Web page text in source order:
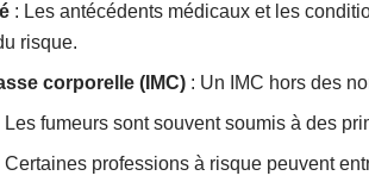
: Les antécédents médicaux et les
risque.
corporelle (IMC) : Un IMC hors des
Les fumeurs sont souvent soumis à des
Certaines professions à risque peuvent